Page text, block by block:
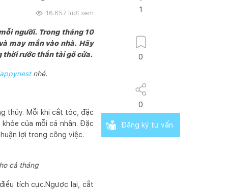
16.657 lượt xem
người. Trong tháng 10
may mắn vào nhà. Hãy
thời rước thần tài gõ cửa.
nhé.
thủy. Mỗi khi cắt tóc, đặc
của mỗi cá nhân. Đặc
lợi trong công việc.
cả tháng
tích cực.Ngược lại, cắt
1
0
0
Đăng ký tư vấn